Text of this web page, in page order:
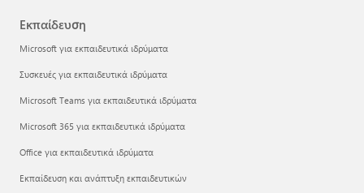
Εκπαίδευση
Microsoft για εκπαιδευτικά ιδρύματα
Συσκευές για εκπαιδευτικά ιδρύματα
Microsoft Teams για εκπαιδευτικά ιδρύματα
Microsoft 365 για εκπαιδευτικά ιδρύματα
Office για εκπαιδευτικά ιδρύματα
Εκπαίδευση και ανάπτυξη εκπαιδευτικών